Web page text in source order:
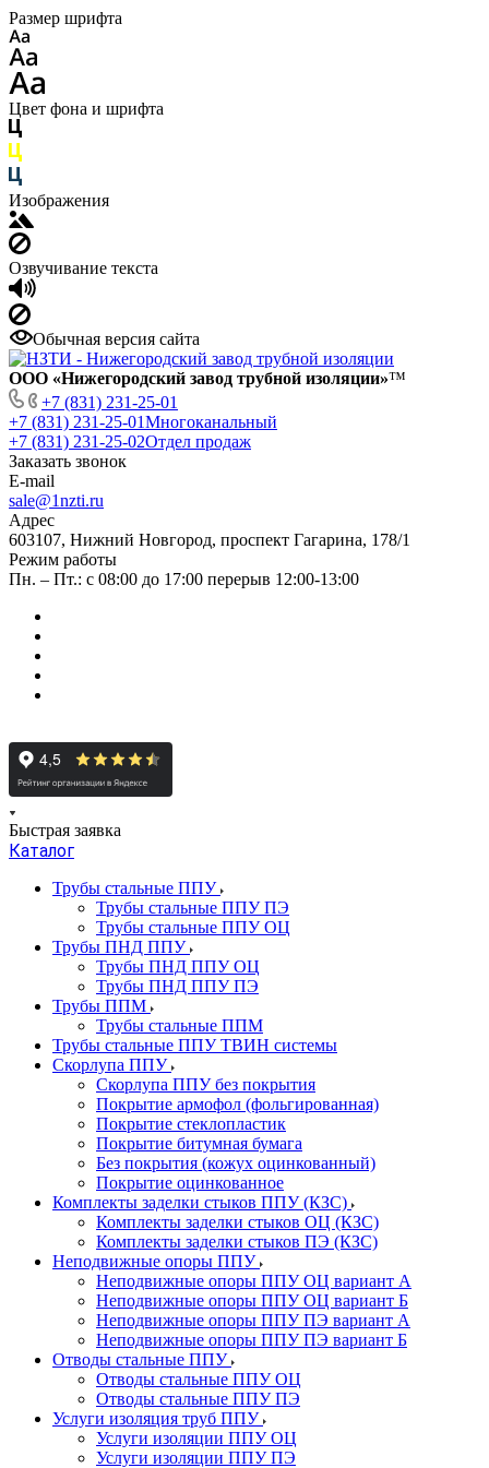
Размер шрифта
Цвет фона и шрифта
Изображения
Озвучивание текста
Обычная версия сайта
ООО «Нижегородский завод трубной изоляции»™
+7 (831) 231-25-01
+7 (831) 231-25-01Многоканальный
+7 (831) 231-25-02Отдел продаж
Заказать звонок
E-mail
sale@1nzti.ru
Адрес
603107, Нижний Новгород, проспект Гагарина, 178/1
Режим работы
Пн. – Пт.: с 08:00 до 17:00 перерыв 12:00-13:00
Быстрая заявка
Каталог
Трубы стальные ППУ
Трубы стальные ППУ ПЭ
Трубы стальные ППУ ОЦ
Трубы ПНД ППУ
Трубы ПНД ППУ ОЦ
Трубы ПНД ППУ ПЭ
Трубы ППМ
Трубы стальные ППМ
Трубы стальные ППУ ТВИН системы
Скорлупа ППУ
Скорлупа ППУ без покрытия
Покрытие армофол (фольгированная)
Покрытие стеклопластик
Покрытие битумная бумага
Без покрытия (кожух оцинкованный)
Покрытие оцинкованное
Комплекты заделки стыков ППУ (КЗС)
Комплекты заделки стыков ОЦ (КЗС)
Комплекты заделки стыков ПЭ (КЗС)
Неподвижные опоры ППУ
Неподвижные опоры ППУ ОЦ вариант А
Неподвижные опоры ППУ ОЦ вариант Б
Неподвижные опоры ППУ ПЭ вариант А
Неподвижные опоры ППУ ПЭ вариант Б
Отводы стальные ППУ
Отводы стальные ППУ ОЦ
Отводы стальные ППУ ПЭ
Услуги изоляция труб ППУ
Услуги изоляции ППУ ОЦ
Услуги изоляции ППУ ПЭ